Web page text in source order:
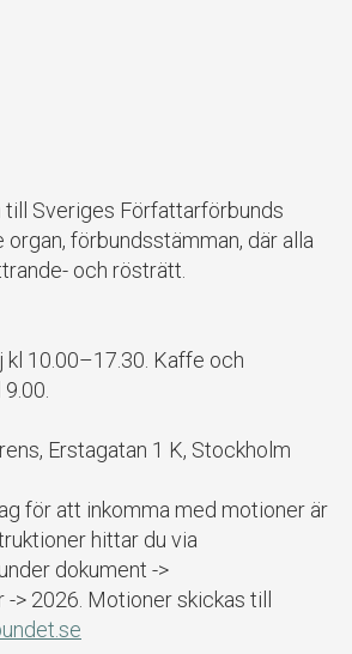
till Sveriges Författarförbunds
förbundsstämman, där alla
och rösträtt.
kl 10.00–17.30. Kaffe och
Erstagatan 1 K, Stockholm
för att inkomma med motioner är
hittar du via
dokument ->
> 2026. Motioner skickas till